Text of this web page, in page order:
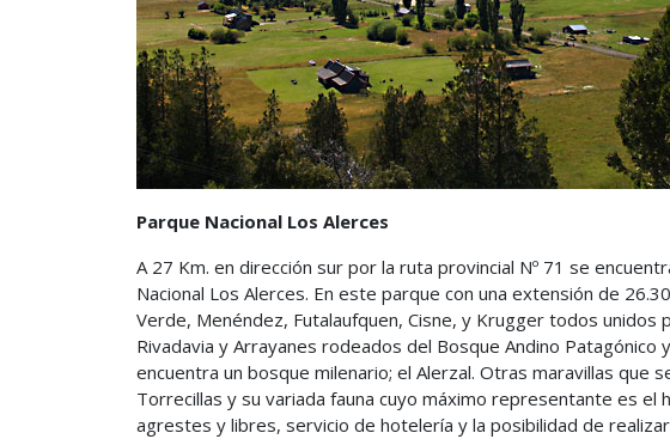
Parque Nacional Los Alerces
A 27 Km. en dirección sur por la ruta provincial Nº 71 se
Nacional Los Alerces. En este parque con una extensión de
Verde, Menéndez, Futalaufquen, Cisne, y Krugger todos
Rivadavia y Arrayanes rodeados del Bosque Andino Patagónico
encuentra un bosque milenario; el Alerzal. Otras maravillas que
Torrecillas y su variada fauna cuyo máximo representante es el
agrestes y libres, servicio de hotelería y la posibilidad de